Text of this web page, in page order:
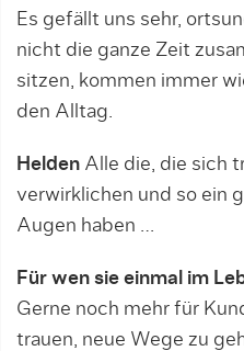
Es gefällt uns sehr,
nicht die ganze Zeit
sitzen, kommen immer
den Alltag.
Helden Alle die, die sich
verwirklichen und so ein
Augen haben …
Für wen sie einmal im
Gerne noch mehr für
trauen, neue Wege zu